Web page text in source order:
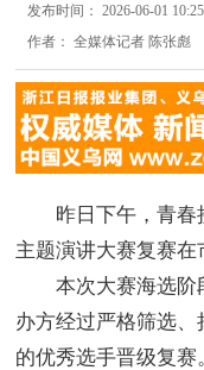
发布时间：2026-06-01
作者：全媒体记者 陈张彪
昨日下午，青春接
主题演讲大赛复赛在
本次大赛海选阶
办方经过严格筛选
的优秀选手晋级复赛